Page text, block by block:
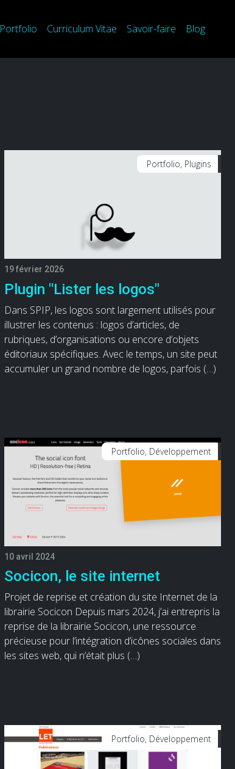
Portfolio Curriculum Vitae Savoir-faire Blog
Portfolio, Plugins
19 février 2026
Plugin "Lister les logos"
Dans SPIP, les logos sont largement utilisés pour
illustrer les contenus : logos d’articles, de
rubriques, d’organisations ou encore d’objets
éditoriaux spécifiques. Avec le temps, un site peut
accumuler un grand nombre de logos, parfois (…)
Portfolio, Développement
10 avril 2024
Socicon, le site internet
Projet de reprise et création du site Internet de la
librairie Socicon Depuis mars 2024, j’ai entrepris la
reprise de la librairie Socicon, une ressource
précieuse pour l’intégration d’icônes sociales dans
les sites web, qui n’était plus (…)
Portfolio, Développement